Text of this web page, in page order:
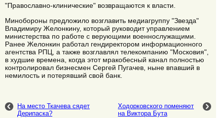
"Православно-клинические" возвращаются к власти.
Минобороны предложило возглавить медиагруппу "Звезда"
Владимиру Желонкину, который руководит управлением
министерства по работе с верующими военнослужащими.
Ранее Желонкин работал гендиректором информационного
агентства РПЦ, а также возглавлял телекомпанию "Московия",
в худшие времена, когда этот мракобесный канал полностью
контролировал бизнесмен Сергей Пугачев, ныне впавший в
немилость и потерявший свой банк.
На место Ткачева сядет
Дерипаска?
Ходорковского поменяют
на Виктора Бута